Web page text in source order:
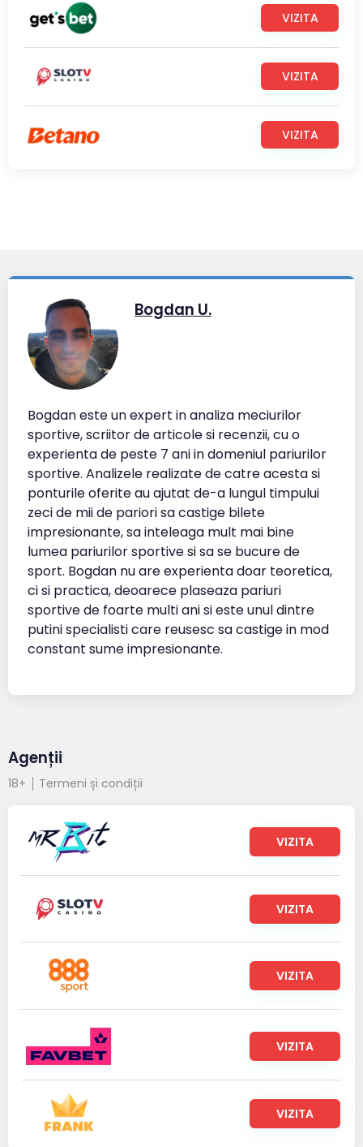
VIZITA
VIZITA
VIZITA
Bogdan U.
Bogdan este un expert in analiza meciurilor
sportive, scriitor de articole si recenzii, cu o
experienta de peste 7 ani in domeniul pariurilor
sportive. Analizele realizate de catre acesta si
ponturile oferite au ajutat de-a lungul timpului
zeci de mii de pariori sa castige bilete
impresionante, sa inteleaga mult mai bine
lumea pariurilor sportive si sa se bucure de
sport. Bogdan nu are experienta doar teoretica,
ci si practica, deoarece plaseaza pariuri
sportive de foarte multi ani si este unul dintre
putini specialisti care reusesc sa castige in mod
constant sume impresionante.
Agenții
18+ Termeni și condiții
VIZITA
VIZITA
VIZITA
VIZITA
VIZITA